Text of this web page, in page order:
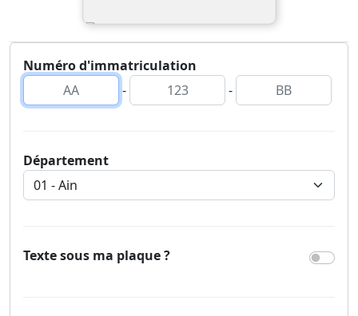
Numéro d'immatriculation
-
-
Département
Texte sous ma plaque ?